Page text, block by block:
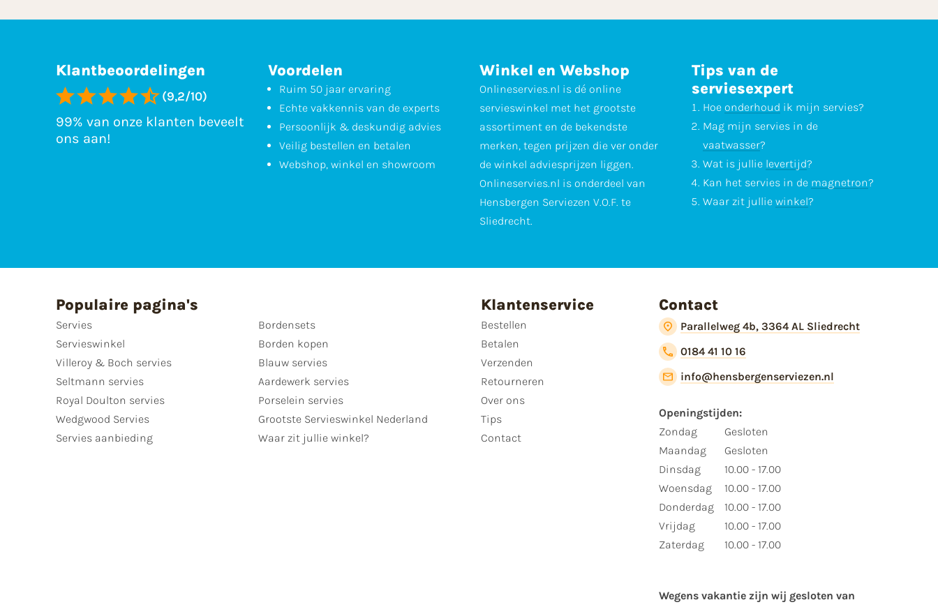
Klantbeoordelingen
(9,2/10)
99% van onze klanten beveelt
ons aan!
Voordelen
Ruim 50 jaar ervaring
Echte vakkennis van de experts
Persoonlijk & deskundig advies
Veilig bestellen en betalen
Webshop, winkel en showroom
Winkel en Webshop
Onlineservies.nl is dé online
servieswinkel met het grootste
assortiment en de bekendste
merken, tegen prijzen die ver onder
de winkel adviesprijzen liggen.
Onlineservies.nl is onderdeel van
Hensbergen Serviezen V.O.F. te
Sliedrecht.
Tips van de
serviesexpert
Hoe onderhoud ik mijn servies?
Mag mijn servies in de
vaatwasser?
Wat is jullie levertijd?
Kan het servies in de magnetron?
Waar zit jullie winkel?
Populaire pagina's
Servies
Servieswinkel
Villeroy & Boch servies
Seltmann servies
Royal Doulton servies
Wedgwood Servies
Servies aanbieding
Bordensets
Borden kopen
Blauw servies
Aardewerk servies
Porselein servies
Grootste Servieswinkel Nederland
Waar zit jullie winkel?
Klantenservice
Bestellen
Betalen
Verzenden
Retourneren
Over ons
Tips
Contact
Contact
Parallelweg 4b, 3364 AL Sliedrecht
0184 41 10 16
info@hensbergenserviezen.nl
Openingstijden:
Zondag
Maandag
Dinsdag
Woensdag
Donderdag
Vrijdag
Zaterdag
Gesloten
Gesloten
10.00 - 17.00
10.00 - 17.00
10.00 - 17.00
10.00 - 17.00
10.00 - 17.00
Wegens vakantie zijn wij gesloten van ​